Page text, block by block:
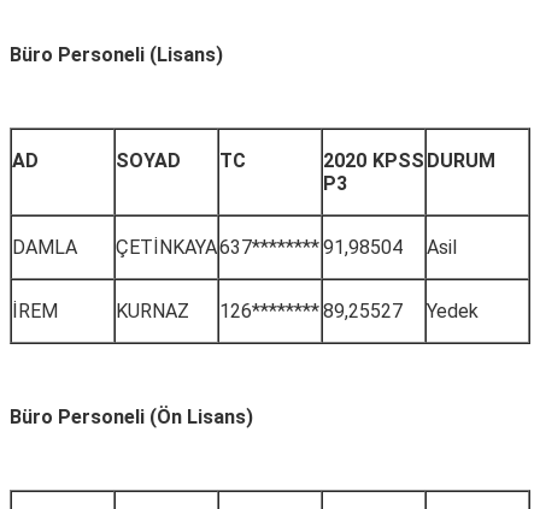
Büro Personeli (Lisans)
AD SOYAD TC
2020 KPSS
P3
DURUM
DAMLA ÇETİNKAYA637********91,98504 Asil
İREM KURNAZ 126********89,25527 Yedek
Büro Personeli (Ön Lisans)